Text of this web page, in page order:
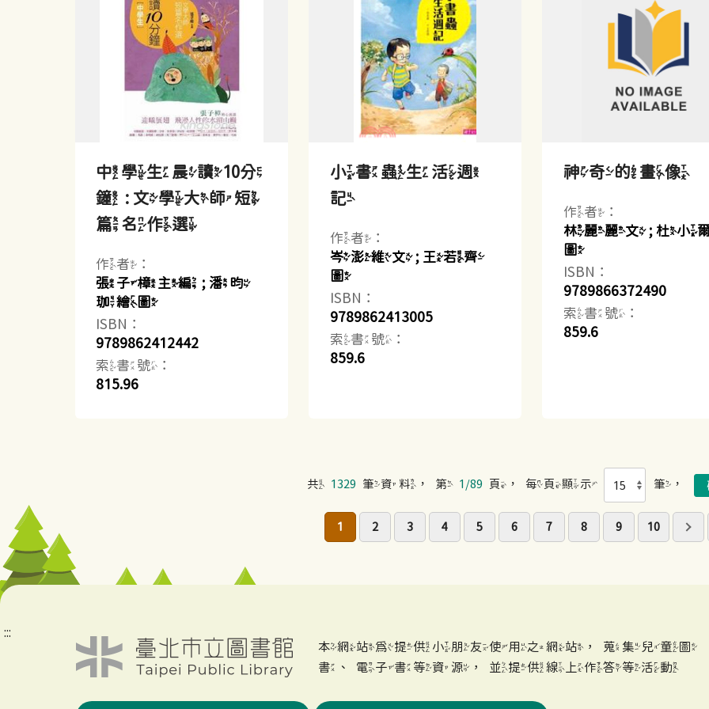
中學生晨讀10分
鐘 : 文學大師短
篇名作選
作者：
張子樟主編 ; 潘昀
珈繪圖
ISBN：
9789862412442
索書號：
815.96
小書蟲生活週
記
作者：
岑澎維文 ; 王若齊
圖
ISBN：
9789862413005
索書號：
859.6
神奇的畫像
作者：
林麗麗文 ; 杜小
圖
ISBN：
9789866372490
索書號：
859.6
共 1329 筆資料，第 1/89 頁，每頁顯示 筆，
1 2 3 4 5 6 7 8 9 10
:::
本網站為提供小朋友使用之網站，蒐集兒童圖
書、電子書等資源，並提供線上作答等活動